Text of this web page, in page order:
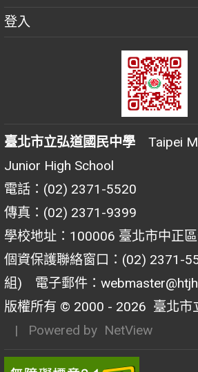
登入
臺北市立弘道國民中學 Taipei
Junior High School
電話：(02) 2371-5520
傳真：(02) 2371-9399
學校地址：100006 臺北市中正
個資保護聯絡窗口：(02) 2371-
組) 電子郵件：
版權所有 © 2000 - 2026 臺北市
| Powered by NetView